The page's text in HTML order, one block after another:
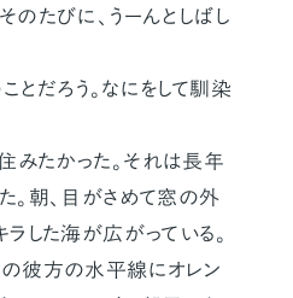
のたびに、うーんとしばし
とだろう。なにをして馴染
たかった。それは長年
。朝、目がさめて窓の外
ラした海が広がっている。
の彼方の水平線にオレン